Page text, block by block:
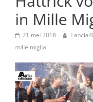
Italiaans
autonieuws
lifestyle
in Mille
21 mei 2018
mille miglia